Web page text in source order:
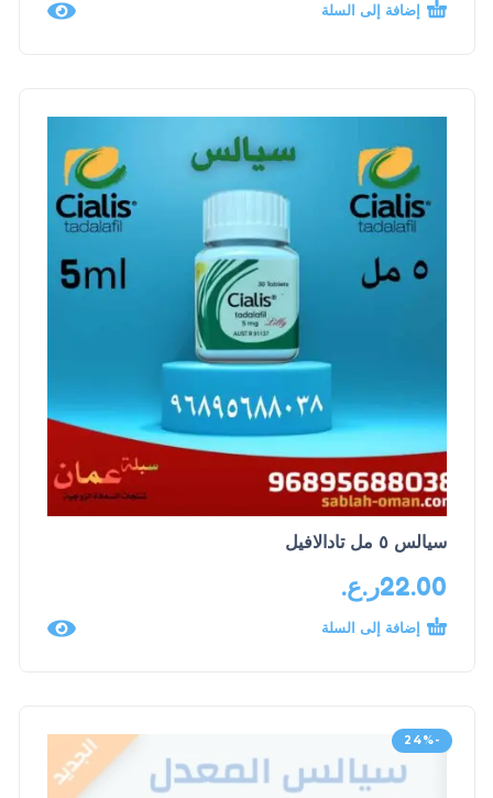
إضافة إلى السلة
سيالس ٥ مل تادالافيل
22.00ر.ع.
إضافة إلى السلة
-24%